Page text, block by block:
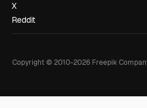
X
Reddit
Copyright © 2010-2026Freepik